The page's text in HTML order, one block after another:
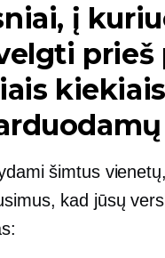
į
prieš
kiekiais
šimtus
kad jūsų